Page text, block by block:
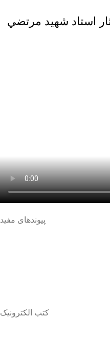
استاد شهيد مرتضي
پیوندهای مفید
کتب الکترونیک